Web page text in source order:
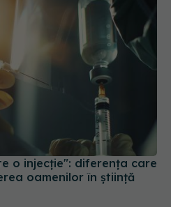
o injecție": diferența care
oamenilor în știință